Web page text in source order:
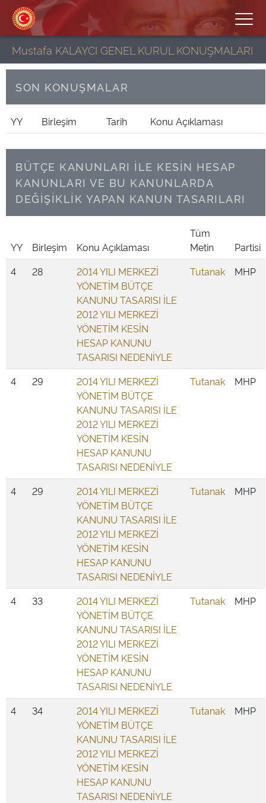
Mustafa KALAYCI GENEL KURUL KONUŞMALARI
SON KONUŞMALAR
YY Birleşim Tarih Konu Açıklaması
BÜTÇE KANUNLARI İLE KESİN HESAP
KANUNLARI VE BU KANUNLARDA
DEĞİŞİKLİK YAPAN KANUN TASARILARI
YY Birleşim Konu Açıklaması
Tüm
Metin
Partisi
4
28
2014 YILI MERKEZİ
YÖNETİM BÜTÇE
KANUNU TASARISI İLE
2012 YILI MERKEZİ
YÖNETİM KESİN
HESAP KANUNU
TASARISI NEDENİYLE
Tutanak MHP
4 29
2014 YILI MERKEZİ
YÖNETİM BÜTÇE
KANUNU TASARISI İLE
2012 YILI MERKEZİ
YÖNETİM KESİN
HESAP KANUNU
TASARISI NEDENİYLE
Tutanak MHP
4 29
2014 YILI MERKEZİ
YÖNETİM BÜTÇE
KANUNU TASARISI İLE
2012 YILI MERKEZİ
YÖNETİM KESİN
HESAP KANUNU
TASARISI NEDENİYLE
Tutanak MHP
4 33
2014 YILI MERKEZİ
YÖNETİM BÜTÇE
KANUNU TASARISI İLE
2012 YILI MERKEZİ
YÖNETİM KESİN
HESAP KANUNU
TASARISI NEDENİYLE
Tutanak MHP
4 34
2014 YILI MERKEZİ
YÖNETİM BÜTÇE
KANUNU TASARISI İLE
2012 YILI MERKEZİ
YÖNETİM KESİN
HESAP KANUNU
TASARISI NEDENİYLE
Tutanak MHP